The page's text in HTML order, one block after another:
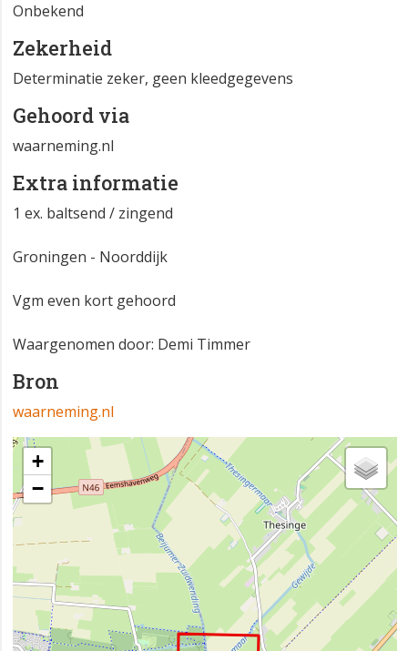
Onbekend
Zekerheid
Determinatie zeker, geen kleedgegevens
Gehoord via
waarneming.nl
Extra informatie
1 ex. baltsend / zingend
Groningen - Noorddijk
Vgm even kort gehoord
Waargenomen door: Demi Timmer
Bron
waarneming.nl
+
−